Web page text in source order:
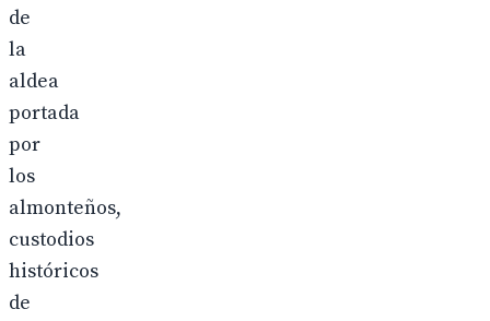
de
la
aldea
portada
por
los
almonteños,
custodios
históricos
de